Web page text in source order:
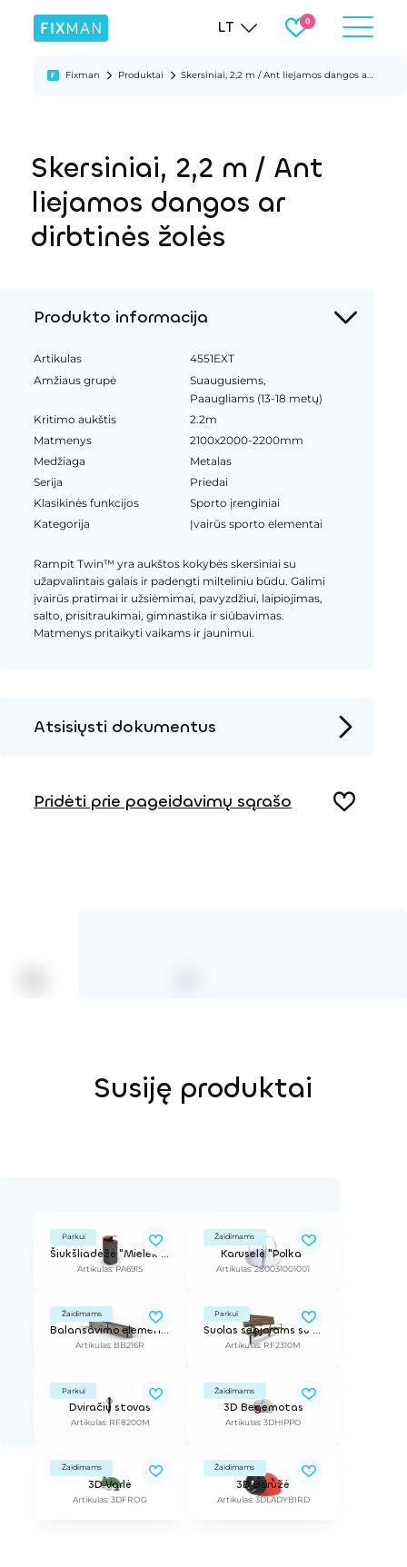
LT
Fixman Produktai Skersiniai, 2,2 m / Ant liejamos dangos ar dirbtinės žolės
Skersiniai, 2,2 m / Ant
liejamos dangos ar
dirbtinės žolės
Produkto informacija
Artikulas
4551EXT
Amžiaus grupė
Suaugusiems,
Paaugliams (13-18 metų)
Kritimo aukštis
2.2m
Matmenys
2100x2000-2200mm
Medžiaga
Metalas
Serija
Priedai
Klasikinės funkcijos
Sporto įrenginiai
Kategorija
Įvairūs sporto elementai
Rampit Twin™ yra aukštos kokybės skersiniai su
užapvalintais galais ir padengti milteliniu būdu. Galimi
įvairūs pratimai ir užsiėmimai, pavyzdžiui, laipiojimas,
salto, prisitraukimai, gimnastika ir siūbavimas.
Matmenys pritaikyti vaikams ir jaunimui.
Atsisiųsti dokumentus
Pridėti prie pageidavimų sąrašo
Susiję produktai
Parkui
Šiukšliadėžė "Mielek T"
Artikulas: PA691S
Žaidimams
Karuselė "Polka"
Artikulas: 280031001001
Žaidimams
Balansavimo elementas, 2,16 m / Ant liejamos dangos ar dirbtinės žolės
Artikulas: BB216R
Parkui
Suolas senjorams su atlošu ir porankiais
Artikulas: RF2310M
Parkui
Dviračių stovas
Artikulas: RF8200M
Žaidimams
3D Begemotas
Artikulas: 3DHIPPO
Žaidimams
3D Varlė
Artikulas: 3DFROG
Žaidimams
3D Boružė
Artikulas: 3DLADYBIRD